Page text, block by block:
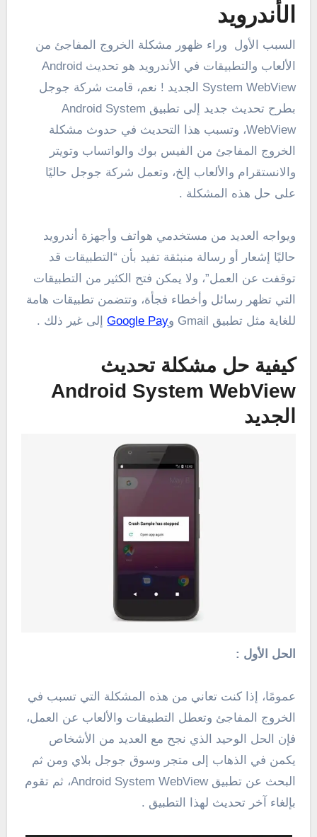
الأندرويد
السبب الأول وراء ظهور مشكلة الخروج المفاجئ من
الألعاب والتطبيقات في الأندرويد هو تحديث Android
System WebView الجديد ! نعم، قامت شركة جوجل
بطرح تحديث جديد إلى تطبيق Android System
WebView، وتسبب هذا التحديث في حدوث مشكلة
الخروج المفاجئ من الفيس بوك والواتساب وتويتر
والانستقرام والألعاب إلخ، وتعمل شركة جوجل حاليًا
على حل هذه المشكلة .
ويواجه العديد من مستخدمي هواتف وأجهزة أندرويد
حاليًا إشعار أو رسالة منبثقة تفيد بأن “التطبيقات قد
توقفت عن العمل”، ولا يمكن فتح الكثير من التطبيقات
التي تظهر رسائل وأخطاء فجأة، وتتضمن تطبيقات هامة
للغاية مثل تطبيق Gmail و
Google Payإلى غير ذلك .
كيفية حل مشكلة تحديث
Android System WebView
الجديد
الحل الأول :
عمومًا، إذا كنت تعاني من هذه المشكلة التي تسبب في
الخروج المفاجئ وتعطل التطبيقات والألعاب عن العمل،
فإن الحل الوحيد الذي نجح مع العديد من الأشخاص
يكمن في الذهاب إلى متجر وسوق جوجل بلاي ومن ثم
البحث عن تطبيق Android System WebView، ثم تقوم
بإلغاء آخر تحديث لهذا التطبيق .